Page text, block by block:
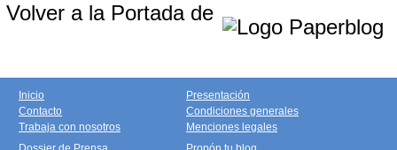
Volver a la Portada de
Inicio
Contacto
Trabaja con nosotros
Presentación
Condiciones generales
Menciones legales